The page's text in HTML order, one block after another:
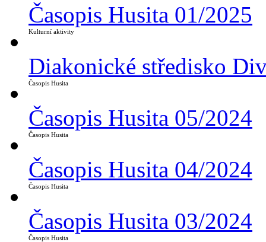
Časopis Husita 01/2025
Kulturní aktivity
Diakonické středisko
Časopis Husita
Časopis Husita 05/2024
Časopis Husita
Časopis Husita 04/2024
Časopis Husita
Časopis Husita 03/2024
Časopis Husita